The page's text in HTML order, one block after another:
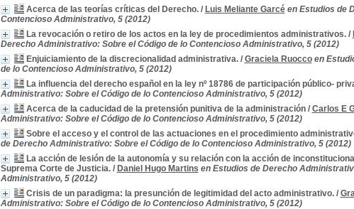
Acerca de las teorías críticas del Derecho./ Luis Meliante Garcé en Estudios de
Contencioso Administrativo, 5 (2012)
La revocación o retiro de los actos en la ley de procedimientos administrativos./
Derecho Administrativo: Sobre el Código de lo Contencioso Administrativo, 5 (2012)
Enjuiciamiento de la discrecionalidad administrativa./ Graciela Ruocco en
de lo Contencioso Administrativo, 5 (2012)
La influencia del derecho español en la ley nº 18786 de participación público-
Administrativo: Sobre el Código de lo Contencioso Administrativo, 5 (2012)
Acerca de la caducidad de la pretensión punitiva de la administración/ Carlos E
Administrativo: Sobre el Código de lo Contencioso Administrativo, 5 (2012)
Sobre el acceso y el control de las actuaciones en el procedimiento
de Derecho Administrativo: Sobre el Código de lo Contencioso Administrativo, 5 (2012)
La acción de lesión de la autonomía y su relación con la acción de
Suprema Corte de Justicia./ Daniel Hugo Martins en Estudios de Derecho
Administrativo, 5 (2012)
Crisis de un paradigma: la presunción de legitimidad del acto administrativo./
Administrativo: Sobre el Código de lo Contencioso Administrativo, 5 (2012)